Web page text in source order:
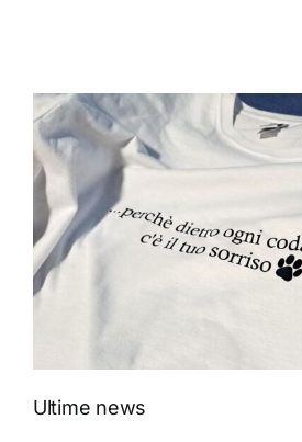
Ultime news